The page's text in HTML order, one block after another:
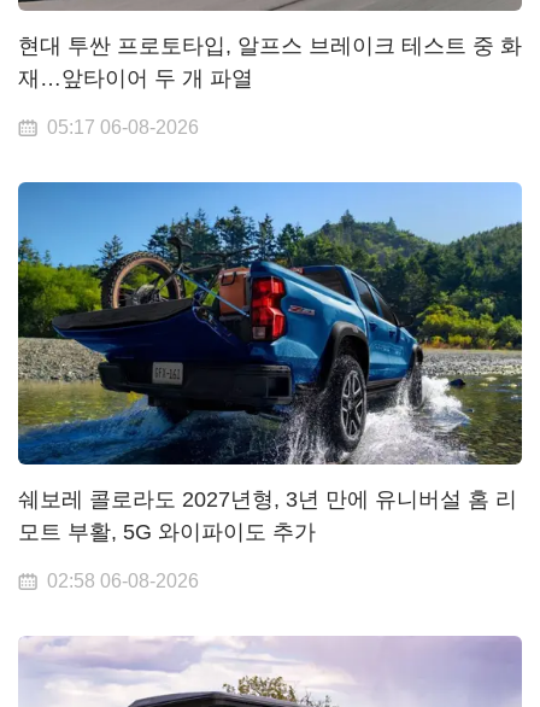
현대 투싼 프로토타입, 알프스 브레이크 테스트 중 화
재…앞타이어 두 개 파열
05:17 06-08-2026
쉐보레 콜로라도 2027년형, 3년 만에 유니버설 홈 리
모트 부활, 5G 와이파이도 추가
02:58 06-08-2026